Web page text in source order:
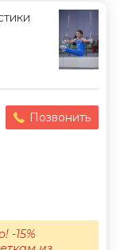
Позвонить
-15%